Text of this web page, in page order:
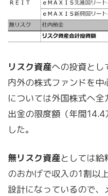
リスク資産への投資と
内外の株式ファンドを中
については外国株式へ
出金の限度額（年間
した。
無リスク資産としては給
のおかげで収入の1割以
設計になっているので